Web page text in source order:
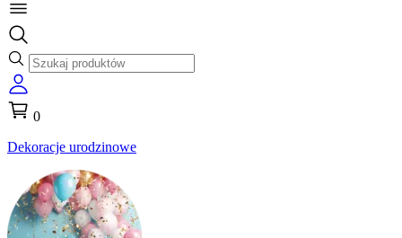
0
Dekoracje urodzinowe